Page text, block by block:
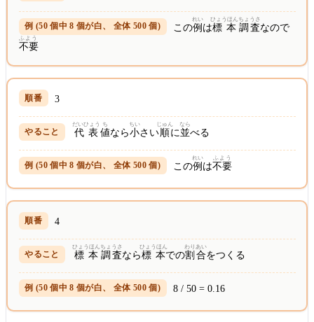
この例
れい
は標本
ひょうほん
調査
ちょうさ
なので
不要
ふよう
3
代表
だいひょう
値
ち
なら小
ちい
さい順
じゅん
に 並
なら
べる
この例
れい
は不要
ふよう
4
標本
ひょうほん
調査
ちょうさ
なら標本
ひょうほん
での割合
わりあい
をつくる
8 / 50 = 0.16